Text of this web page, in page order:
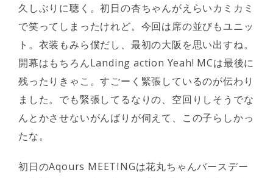
久しぶりに聴く。初日の杏ちゃんがえらいカミカミ
で笑ってしまったけれど。今回は席の並びもユニッ
ト。衣装もみら僕だし、最初の大阪を思い出すね。
開幕はもちろんLanding action Yeah! MCは最後に
残ったりきゃこ。すごーく緊張しているのが伝わり
ました。でも緊張してるなりの、空回りしそうでな
んとかさせないがんばりが伺えて、この子らしかっ
たな。
初日のAqours MEETINGは花丸ちゃんバースデー